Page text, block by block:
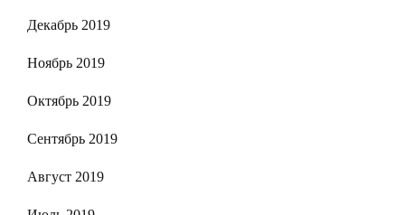
Декабрь 2019
Ноябрь 2019
Октябрь 2019
Сентябрь 2019
Август 2019